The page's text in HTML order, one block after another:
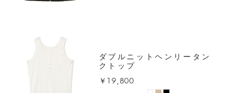
ダブルニットヘンリータン
クトップ
￥19,800